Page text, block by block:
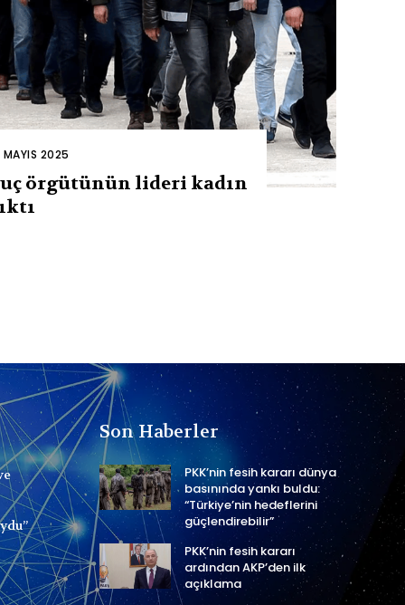
MAYIS 2025
örgütünün lideri kadın
Son Haberler
PKK’nin fesih kararı dünya
basınında yankı buldu:
“Türkiye’nin hedeflerini
güçlendirebilir”
PKK’nin fesih kararı
ardından AKP’den ilk
açıklama